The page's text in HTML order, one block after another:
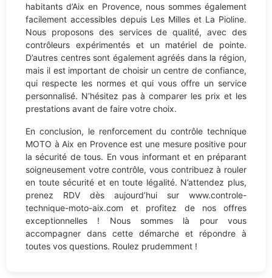
habitants d’Aix en Provence, nous sommes également
facilement accessibles depuis Les Milles et La Pioline.
Nous proposons des services de qualité, avec des
contrôleurs expérimentés et un matériel de pointe.
D’autres centres sont également agréés dans la région,
mais il est important de choisir un centre de confiance,
qui respecte les normes et qui vous offre un service
personnalisé. N’hésitez pas à comparer les prix et les
prestations avant de faire votre choix.
En conclusion, le renforcement du contrôle technique
MOTO à Aix en Provence est une mesure positive pour
la sécurité de tous. En vous informant et en préparant
soigneusement votre contrôle, vous contribuez à rouler
en toute sécurité et en toute légalité. N’attendez plus,
prenez RDV dès aujourd’hui sur www.controle-
technique-moto-aix.com et profitez de nos offres
exceptionnelles ! Nous sommes là pour vous
accompagner dans cette démarche et répondre à
toutes vos questions. Roulez prudemment !